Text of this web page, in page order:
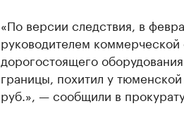
«По версии следствия, в
руководителем
дорогостоящего
границы, похитил у
руб.», — сообщили в